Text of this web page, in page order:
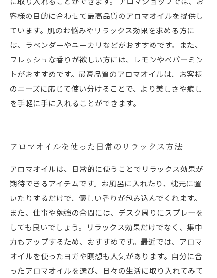
客様の目的に合わせて最高品質のアロマオイルを提供し
ています。肌のお悩みやリラックス効果を求める方に
は、ラベンダーやユーカリなどがおすすめです。また、
フレッシュな香りが欲しい方には、レモンやペパーミン
トがおすすめです。最高品質のアロマオイルは、お客様
のニーズに応じて使い分けることで、より美しさや癒し
を手軽に手に入れることができます。
アロマオイルを使った日常のリラックス方法
アロマオイルは、日常的に使うことでリラックス効果が
期待できるアイテムです。お風呂に入れたり、枕元に置
いたりするだけで、優しい香りが包み込んでくれます。
また、仕事や勉強の合間には、デスク周りにスプレーを
しても良いでしょう。リラックス効果だけでなく、集中
力もアップするため、おすすめです。最近では、アロマ
オイルを使ったヨガや瞑想も人気があります。自分に合
ったアロマオイルを選び、日々の生活に取り入れてみて